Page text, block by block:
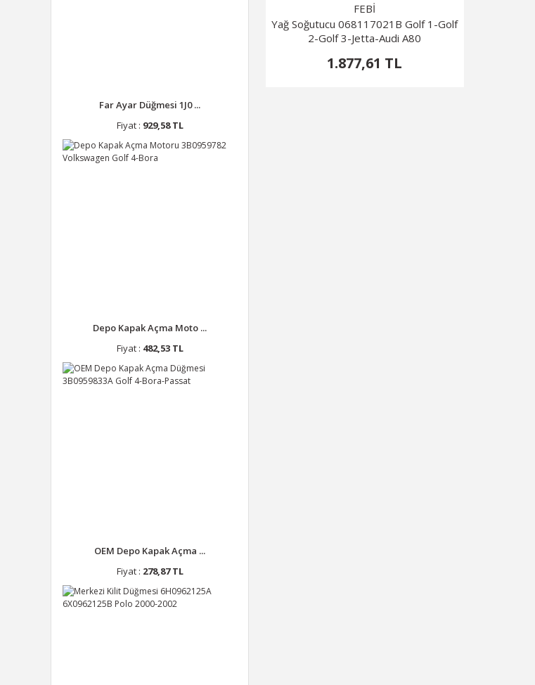
Far Ayar Düğmesi 1J0 ...
Fiyat : 929,58 TL
Depo Kapak Açma Moto ...
Fiyat : 482,53 TL
OEM Depo Kapak Açma ...
Fiyat : 278,87 TL
FEBİ
Yağ Soğutucu 068117021B Golf 1-Golf
2-Golf 3-Jetta-Audi A80
1.877,61 TL